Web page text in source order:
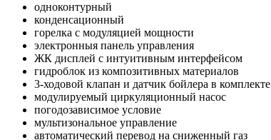
одноконтурный
конденсационный
горелка с модуляцией мощности
электронныя панель управления
ЖК дисплей с интуитивным интерфейсом
гидроблок из композитивных материалов
3-ходовой клапан и датчик бойлера в комплекте
модулируемый циркуляционный насос
погодозависимое условие
мультизональное управление
автоматический перевод на сниженный газ